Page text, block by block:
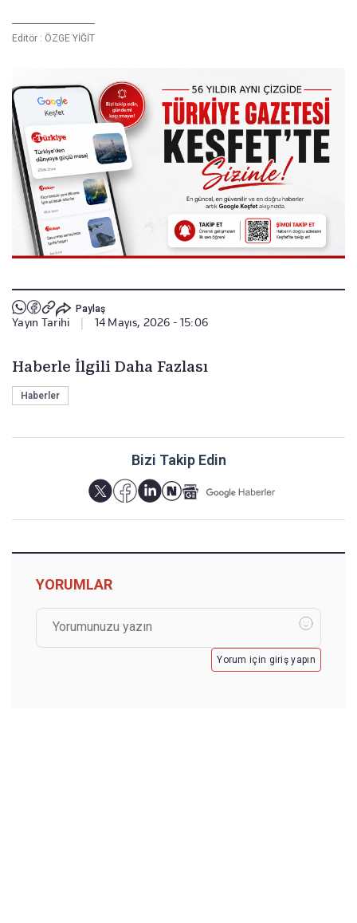
Editör : ÖZGE YİĞİT
Paylaş
Yayın Tarihi 14 Mayıs, 2026 - 15:06
Haberle İlgili Daha Fazlası
Haberler
Bizi Takip Edin
YORUMLAR
Yorum için giriş yapın